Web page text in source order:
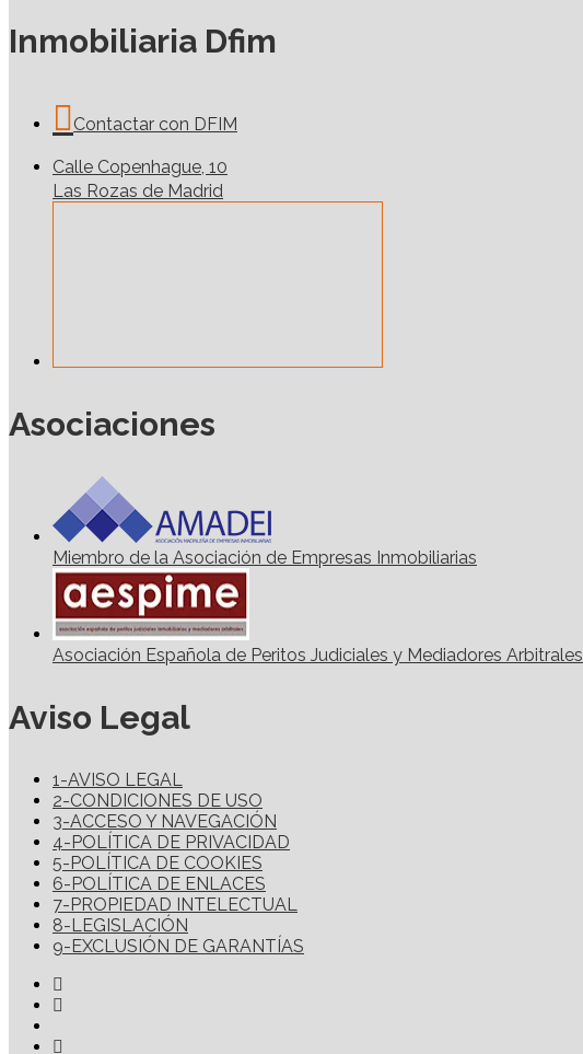
Inmobiliaria Dfim
Contactar con DFIM
Calle Copenhague, 10
Las Rozas de Madrid
Asociaciones
Miembro de la Asociación de Empresas Inmobiliarias
Asociación Española de Peritos Judiciales y Mediadores Arbitrales
Aviso Legal
1-AVISO LEGAL
2-CONDICIONES DE USO
3-ACCESO Y NAVEGACIÓN
4-POLÍTICA DE PRIVACIDAD
5-POLÍTICA DE COOKIES
6-POLÍTICA DE ENLACES
7-PROPIEDAD INTELECTUAL
8-LEGISLACIÓN
9-EXCLUSIÓN DE GARANTÍAS